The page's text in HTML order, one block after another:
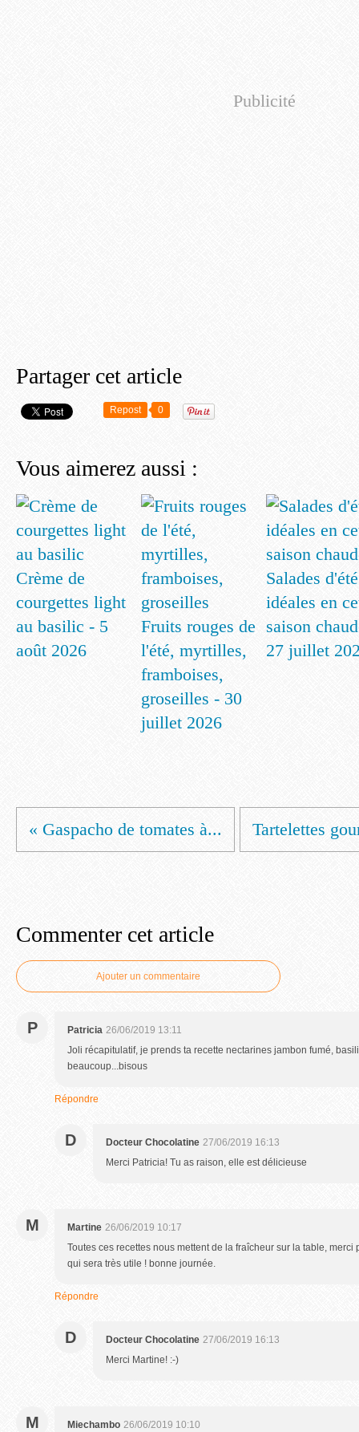
Publicité
Partager cet article
Repost 0
Vous aimerez aussi :
Crème de
courgettes light
au basilic - 5
août 2026
Fruits rouges de
l'été, myrtilles,
framboises,
groseilles - 30
juillet 2026
Salades d'été
idéales en
saison
27 juillet
« Gaspacho de tomates à... Tartelettes
Commenter cet article
Ajouter un commentaire
P Patricia 26/06/2019 13:11
Joli récapitulatif, je prends ta recette nectarines jambon fumé,
beaucoup...bisous
Répondre
D Docteur Chocolatine 27/06/2019 16:13
Merci Patricia! Tu as raison, elle est délicieuse
M Martine 26/06/2019 10:17
Toutes ces recettes nous mettent de la fraîcheur sur la table,
qui sera très utile ! bonne journée.
Répondre
D Docteur Chocolatine 27/06/2019 16:13
Merci Martine! :-)
M Miechambo 26/06/2019 10:10